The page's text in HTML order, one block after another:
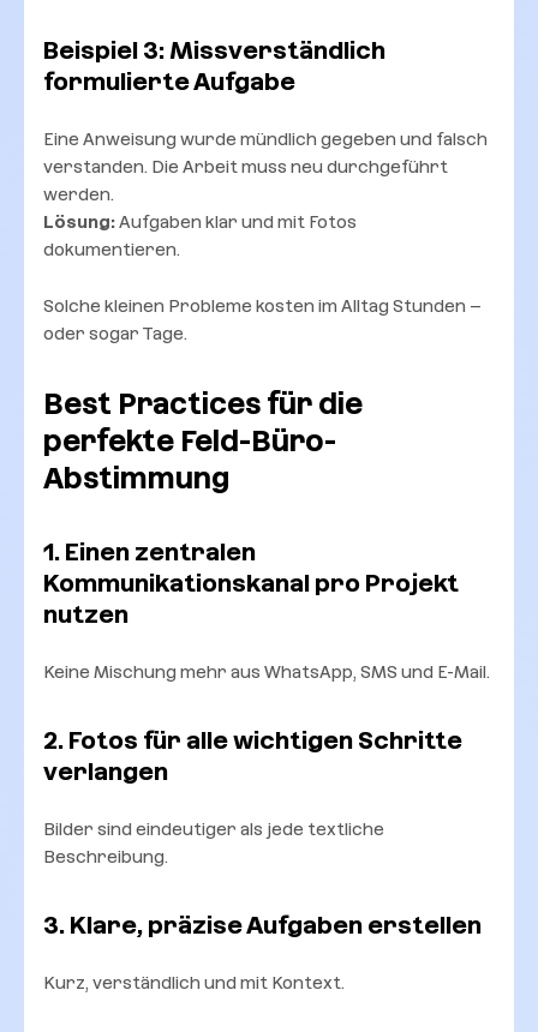
Beispiel 3: Missverständlich
formulierte Aufgabe
Eine Anweisung wurde mündlich gegeben und falsch
verstanden. Die Arbeit muss neu durchgeführt
werden.
Lösung:Aufgaben klar und mit Fotos
dokumentieren.
Solche kleinen Probleme kosten im Alltag Stunden –
oder sogar Tage.
Best Practices für die
perfekte Feld-Büro-
Abstimmung
1. Einen zentralen
Kommunikationskanal pro Projekt
nutzen
Keine Mischung mehr aus WhatsApp, SMS und E-Mail.
2. Fotos für alle wichtigen Schritte
verlangen
Bilder sind eindeutiger als jede textliche
Beschreibung.
3. Klare, präzise Aufgaben erstellen
Kurz, verständlich und mit Kontext.